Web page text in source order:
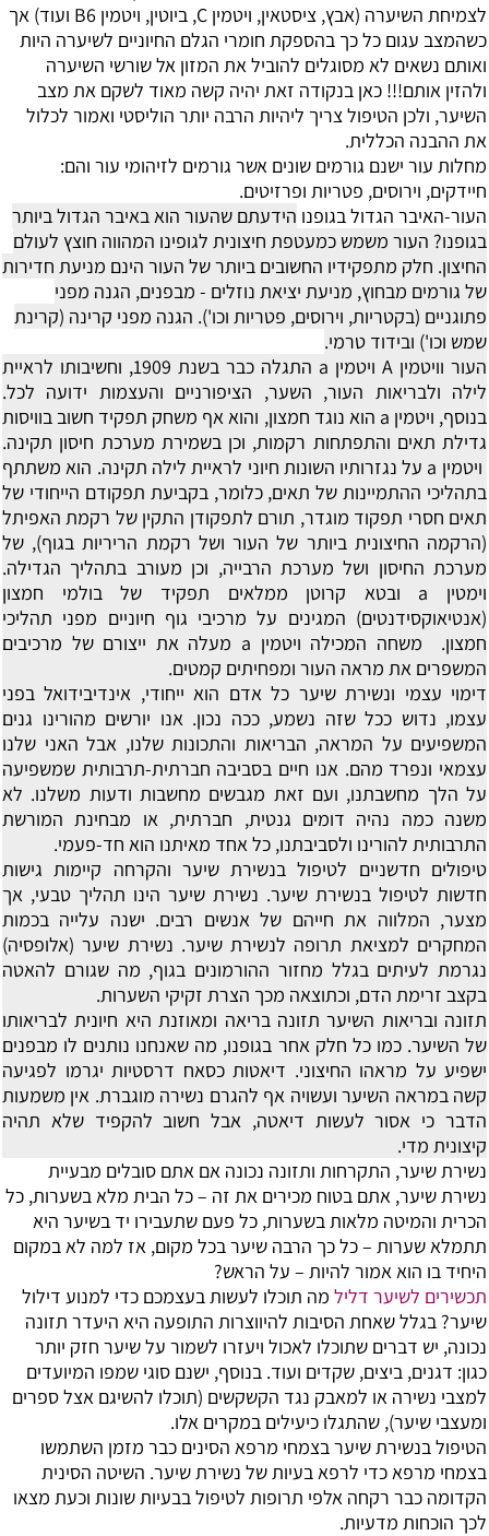
לצמיחת השיערה (אבץ, ציסטאין, ויטמין C, ביוטין, ויטמין B6 ועוד) אך
כשהמצב עגום כל כך בהספקת חומרי הגלם החיוניים לשיערה היות
ואותם נשאים לא מסוגלים להוביל את המזון אל שורשי השיערה
ולהזין אותם!!! כאן בנקודה זאת יהיה קשה מאוד לשקם את מצב
השיער, ולכן הטיפול צריך ליהיות הרבה יותר הוליסטי ואמור לכלול
את ההבנה הכללית.
מחלות עור ישנם גורמים שונים אשר גורמים לזיהומי עור והם:
חיידקים, וירוסים, פטריות ופרזיטים.
העור-האיבר הגדול בגופנו הידעתם שהעור הוא באיבר הגדול ביותר
בגופנו? העור משמש כמעטפת חיצונית לגופינו המהווה חוצץ לעולם
החיצון. חלק מתפקידיו החשובים ביותר של העור הינם מניעת חדירות
של גורמים מבחוץ, מניעת יציאת נוזלים - מבפנים, הגנה מפני
פתוגניים (בקטריות, וירוסים, פטריות וכו'). הגנה מפני קרינה (קרינת
שמש וכו') ובידוד טרמי.
העור וויטמין A
ויטמין a התגלה כבר בשנת 1909, וחשיבותו לראיית
לילה ולבריאות העור, השער, הציפורניים והעצמות ידועה לכל.
בנוסף, ויטמין a הוא נוגד חמצון, והוא אף משחק תפקיד חשוב בוויסות
גדילת תאים והתפתחות רקמות, וכן בשמירת מערכת חיסון תקינה.
ויטמין a על נגזרותיו השונות חיוני לראיית לילה תקינה. הוא משתתף
בתהליכי ההתמיינות של תאים, כלומר, בקביעת תפקודם הייחודי של
תאים חסרי תפקוד מוגדר, תורם לתפקודן התקין של רקמת האפיתל
(הרקמה החיצונית ביותר של העור ושל רקמת הריריות בגוף), של
מערכת החיסון ושל מערכת הרבייה, וכן מעורב בתהליך הגדילה.
וימטין a ובטא קרוטן ממלאים תפקיד של בולמי חמצון
(אנטיאוקסידנטים) המגינים על מרכיבי גוף חיוניים מפני תהליכי
חמצון. משחה המכילה ויטמין a מעלה את ייצורם של מרכיבים
המשפרים את מראה העור ומפחיתים קמטים.
דימוי עצמי ונשירת שיער כל אדם הוא ייחודי, אינדיבידואל בפני
עצמו, נדוש ככל שזה נשמע, ככה נכון. אנו יורשים מהורינו גנים
המשפיעים על המראה, הבריאות והתכונות שלנו, אבל האני שלנו
עצמאי ונפרד מהם. אנו חיים בסביבה חברתית-תרבותית שמשפיעה
על הלך מחשבתנו, ועם זאת מגבשים מחשבות ודעות משלנו. לא
משנה כמה נהיה דומים גנטית, חברתית, או מבחינת המורשת
התרבותית להורינו ולסביבתנו, כל אחד מאיתנו הוא חד-פעמי.
טיפולים חדשניים לטיפול בנשירת שיער והקרחה קיימות גישות
חדשות לטיפול בנשירת שיער. נשירת שיער הינו תהליך טבעי, אך
מצער, המלווה את חייהם של אנשים רבים. ישנה עלייה בכמות
המחקרים למציאת תרופה לנשירת שיער. נשירת שיער (אלופסיה)
נגרמת לעיתים בגלל מחזור ההורמונים בגוף, מה שגורם להאטה
בקצב זרימת הדם, וכתוצאה מכך הצרת זקיקי השערות.
תזונה ובריאות השיער תזונה בריאה ומאוזנת היא חיונית לבריאותו
של השיער. כמו כל חלק אחר בגופנו, מה שאנחנו נותנים לו מבפנים
ישפיע על מראהו החיצוני. דיאטות כסאח דרסטיות יגרמו לפגיעה
קשה במראה השיער ועשויה אף להגרם נשירה מוגברת. אין משמעות
הדבר כי אסור לעשות דיאטה, אבל חשוב להקפיד שלא תהיה
קיצונית מדי.
נשירת שיער, התקרחות ותזונה נכונה אם אתם סובלים מבעיית
נשירת שיער, אתם בטוח מכירים את זה – כל הבית מלא בשערות, כל
הכרית והמיטה מלאות בשערות, כל פעם שתעבירו יד בשיער היא
תתמלא שערות – כל כך הרבה שיער בכל מקום, אז למה לא במקום
היחיד בו הוא אמור להיות – על הראש?
תכשירים לשיער דליל מה תוכלו לעשות בעצמכם כדי למנוע דילול
שיער? בגלל שאחת הסיבות להיווצרות התופעה היא היעדר תזונה
נכונה, יש דברים שתוכלו לאכול ויעזרו לשמור על שיער חזק יותר
כגון: דגנים, ביצים, שקדים ועוד. בנוסף, ישנם סוגי שמפו המיועדים
למצבי נשירה או למאבק נגד הקשקשים (תוכלו להשיגם אצל ספרים
ומעצבי שיער), שהתגלו כיעילים במקרים אלו.
הטיפול בנשירת שיער בצמחי מרפא הסינים כבר מזמן השתמשו
בצמחי מרפא כדי לרפא בעיות של נשירת שיער. השיטה הסינית
הקדומה כבר רקחה אלפי תרופות לטיפול בבעיות שונות וכעת מצאו
לכך הוכחות מדעיות.